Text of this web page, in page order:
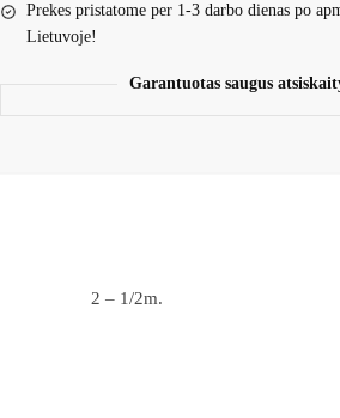
berniukams
Prekes pristatome per 1-3 darbo dienas po
Lietuvoje!
Garantuotas saugus
2 – 1/2m.